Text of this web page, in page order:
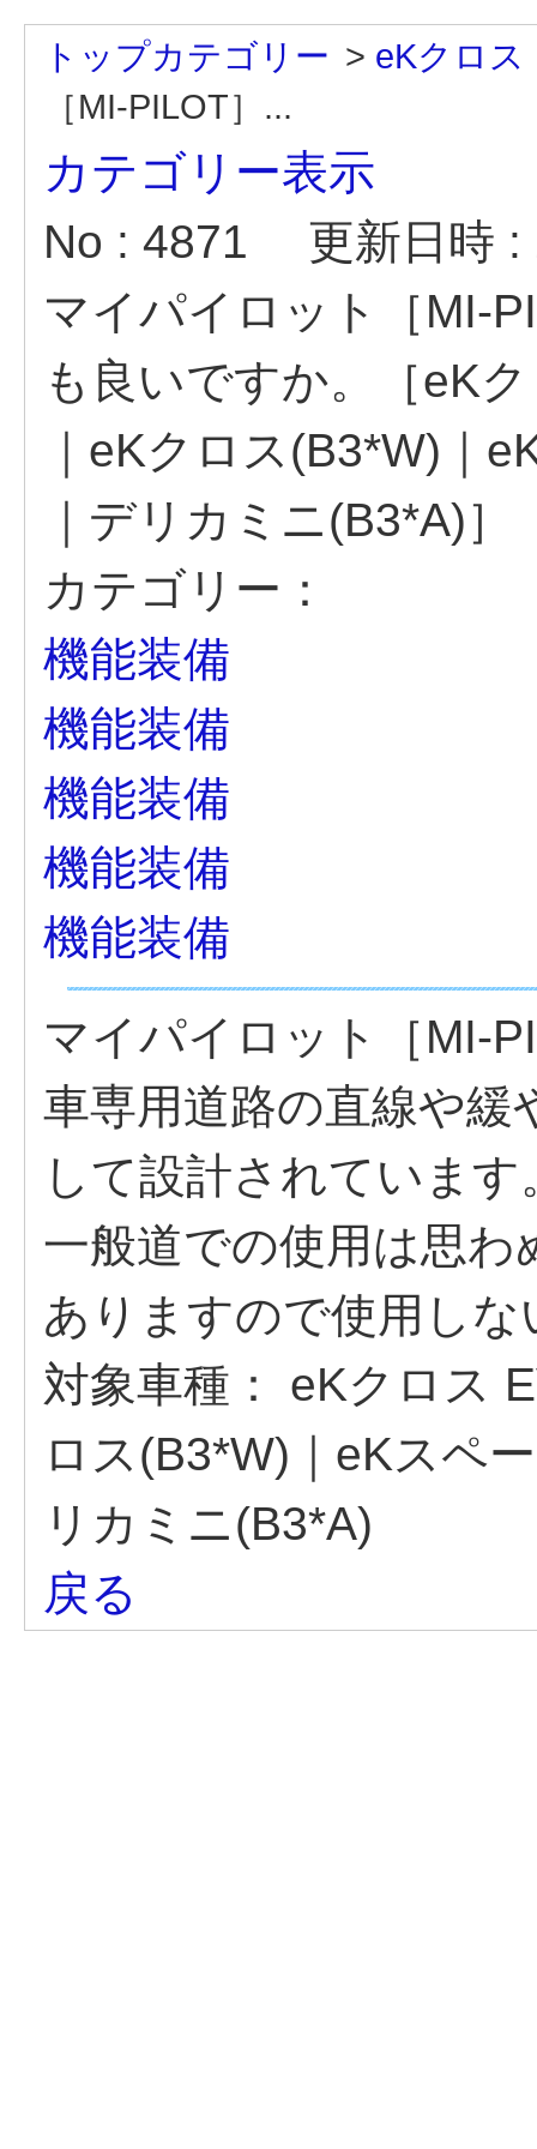
トップカテゴリー > eKクロス
［MI-PILOT］...
カテゴリー表示
No : 4871
更新日時
マイパイロット［MI-
も良いですか。［eK
｜eKクロス(B3*W)｜
｜デリカミニ(B3*A)］
カテゴリー：
機能装備
機能装備
機能装備
機能装備
機能装備
マイパイロット［MI-
車専用道路の直線や緩
して設計されています
一般道での使用は思
ありますので使用し
対象車種：
eKクロス
ロス(B3*W)｜eKスペ
リカミニ(B3*A)
戻る